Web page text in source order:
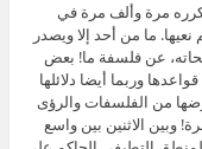
مرة وألف مرة في
ما من أحد إلا ويصدر
عن فلسفة ما! بعض
وربما أيضا دلائلها
من الفلسفات والرؤى
وبين الاثنين بين واسع